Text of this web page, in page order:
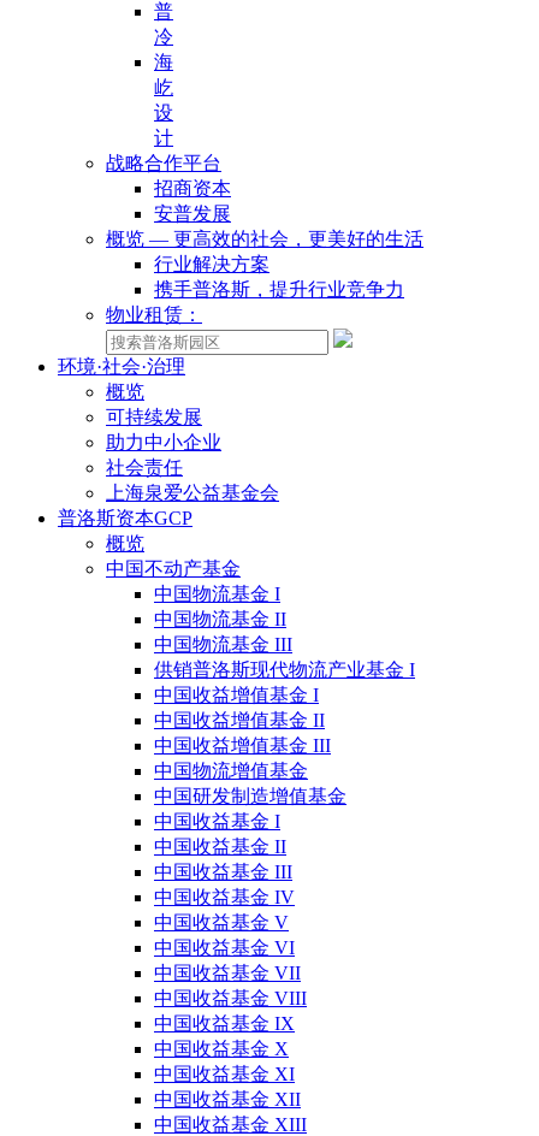
普
冷
海
屹
设
计
战略合作平台
招商资本
安普发展
概览 — 更高效的社会，更美好的生活
行业解决方案
携手普洛斯，提升行业竞争力
物业租赁：
环境·社会·治理
概览
可持续发展
助力中小企业
社会责任
上海泉爱公益基金会
普洛斯资本GCP
概览
中国不动产基金
中国物流基金 I
中国物流基金 II
中国物流基金 III
供销普洛斯现代物流产业基金 I
中国收益增值基金 I
中国收益增值基金 II
中国收益增值基金 III
中国物流增值基金
中国研发制造增值基金
中国收益基金 I
中国收益基金 II
中国收益基金 III
中国收益基金 IV
中国收益基金 V
中国收益基金 VI
中国收益基金 VII
中国收益基金 VIII
中国收益基金 IX
中国收益基金 X
中国收益基金 XI
中国收益基金 XII
中国收益基金 XIII